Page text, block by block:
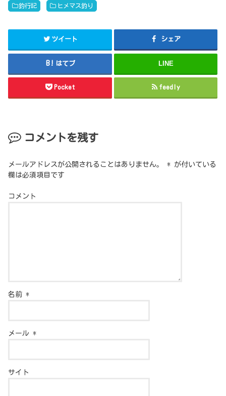
釣行記 ヒメマス釣り
ツイート シェア
はてブ LINE
Pocket feedly
コメントを残す
メールアドレスが公開されることはありません。 * が付いている
欄は必須項目です
コメント
名前*
メール*
サイト